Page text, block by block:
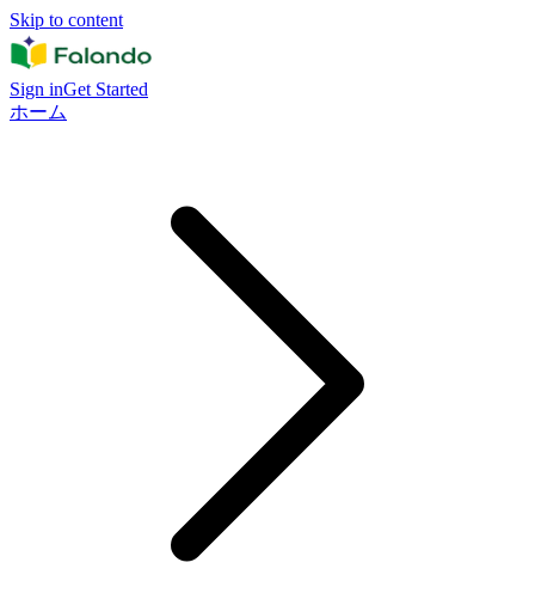
Skip to content
Sign inGet Started
ホーム